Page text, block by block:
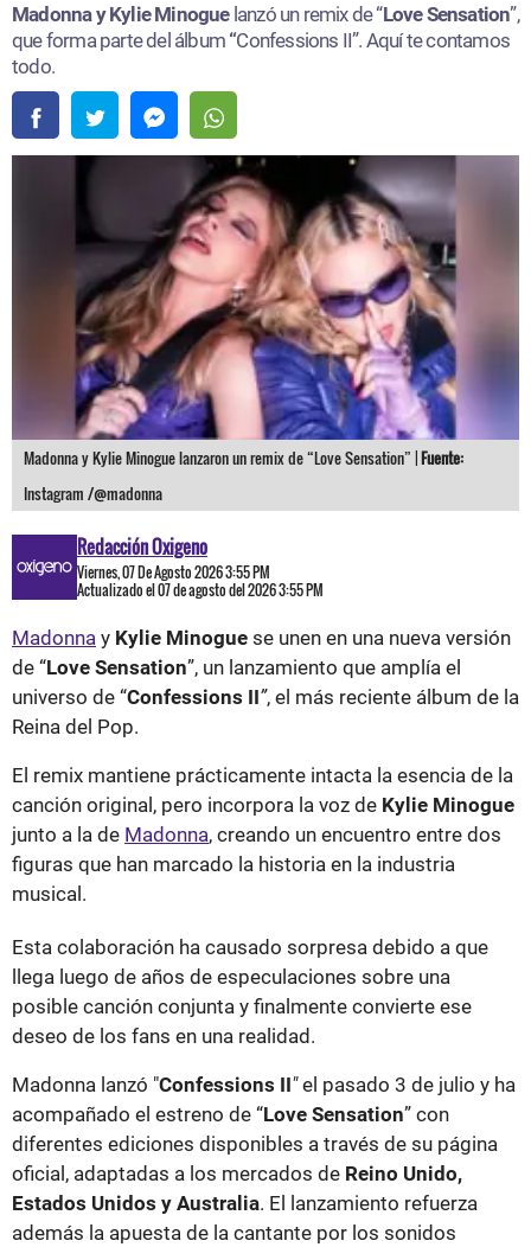
Madonna y Kylie Minogue lanzó un remix de “Love Sensation”,
que forma parte del álbum “Confessions II”. Aquí te contamos
todo.
Madonna y Kylie Minogue lanzaron un remix de “Love Sensation” |Fuente:
Instagram /@madonna
Redacción Oxigeno
Viernes, 07 De Agosto 2026 3:55 PM
Actualizado el 07 de agosto del 2026 3:55 PM
Madonna y Kylie Minogue se unen en una nueva versión
de “Love Sensation”, un lanzamiento que amplía el
universo de “Confessions II”, el más reciente álbum de la
Reina del Pop.
El remix mantiene prácticamente intacta la esencia de la
canción original, pero incorpora la voz de Kylie Minogue
junto a la de Madonna, creando un encuentro entre dos
figuras que han marcado la historia en la industria
musical.
Esta colaboración ha causado sorpresa debido a que
llega luego de años de especulaciones sobre una
posible canción conjunta y finalmente convierte ese
deseo de los fans en una realidad.
Madonna lanzó "Confessions II"el pasado 3 de julio y ha
acompañado el estreno de “Love Sensation” con
diferentes ediciones disponibles a través de su página
oficial, adaptadas a los mercados de Reino Unido,
Estados Unidos y Australia. El lanzamiento refuerza
además la apuesta de la cantante por los sonidos